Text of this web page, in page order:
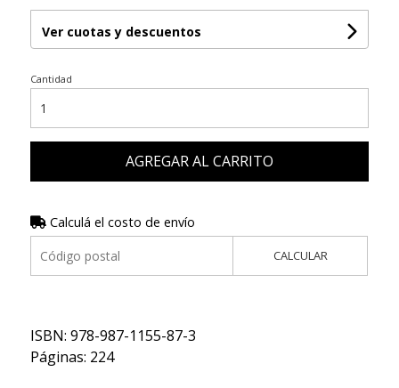
Ver cuotas y descuentos
Cantidad
AGREGAR AL CARRITO
Calculá el costo de envío
CALCULAR
ISBN: 978-987-1155-87-3
Páginas: 224